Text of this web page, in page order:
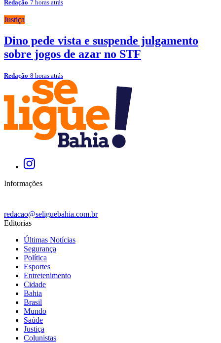
Redação 7 horas atrás
Justiça
Dino pede vista e suspende julgamento
sobre jogos de azar no STF
Redação 8 horas atrás
Informações
redacao@seliguebahia.com.br
Editorias
Últimas Notícias
Segurança
Política
Esportes
Entretenimento
Cidade
Bahia
Brasil
Mundo
Saúde
Justiça
Colunistas